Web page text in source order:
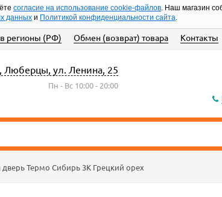
согласие на использование cookie-файлов. Наш магазин
данных и Политикой конфиденциальности сайта.
в регионы (РФ) Обмен (возврат) товара Контакты
Люберцы, ул. Ленина, 25
Пн - Вс 10:00 - 20:00
дверь Термо Сибирь 3К Грецкий орех